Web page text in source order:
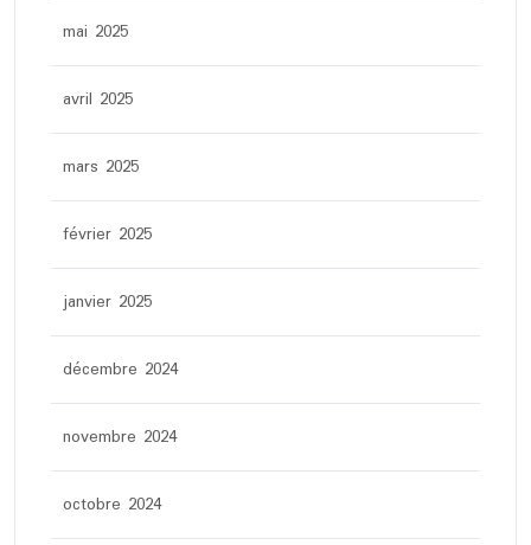
mai 2025
avril 2025
mars 2025
février 2025
janvier 2025
décembre 2024
novembre 2024
octobre 2024